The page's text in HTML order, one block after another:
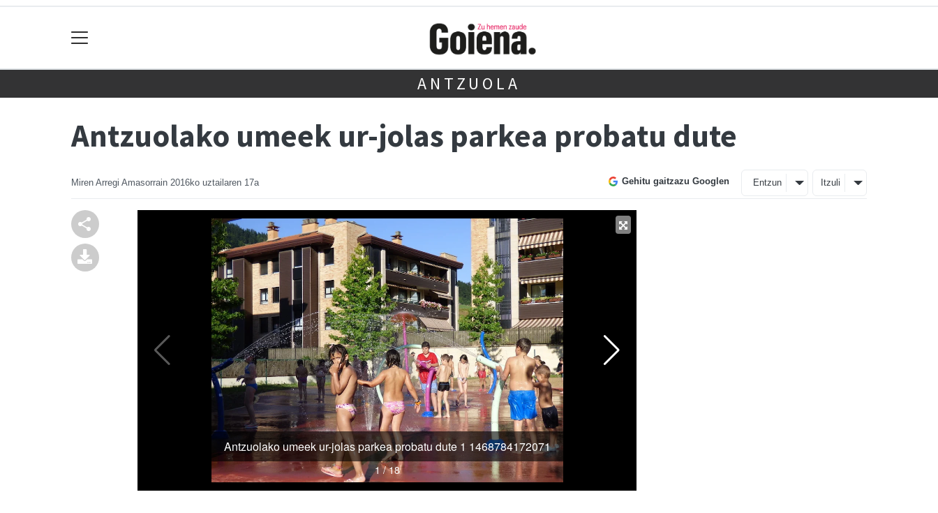
ANTZUOLA
Antzuolako umeek ur-jolas parkea probatu dute
Miren Arregi Amasorrain 2016ko uztailaren 17a Gehitu gaitzazu Googlen Entzun Itzuli